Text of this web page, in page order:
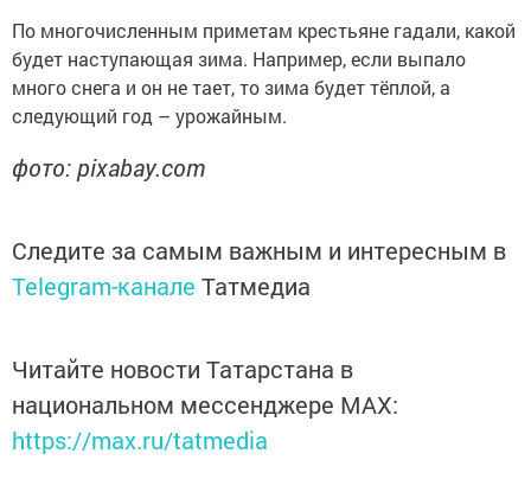
По многочисленным приметам крестьяне гадали, какой
будет наступающая зима. Например, если выпало
много снега и он не тает, то зима будет тёплой, а
следующий год – урожайным.
фото: pixabay.com
Следите за самым важным и интересным в
Telegram-канале Татмедиа
Читайте новости Татарстана в
национальном мессенджере MАХ:
https://max.ru/tatmedia